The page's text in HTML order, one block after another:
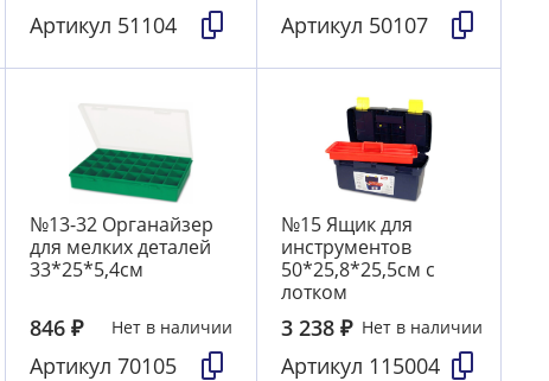
Артикул 51104
Артикул 50107
№13-32 Органайзер
для мелких деталей
33*25*5,4см
846₽ Нет в наличии
Артикул70105
№15 Ящик для
инструментов
50*25,8*25,5см с
лотком
3 238 ₽ Нет в наличии
Артикул 115004